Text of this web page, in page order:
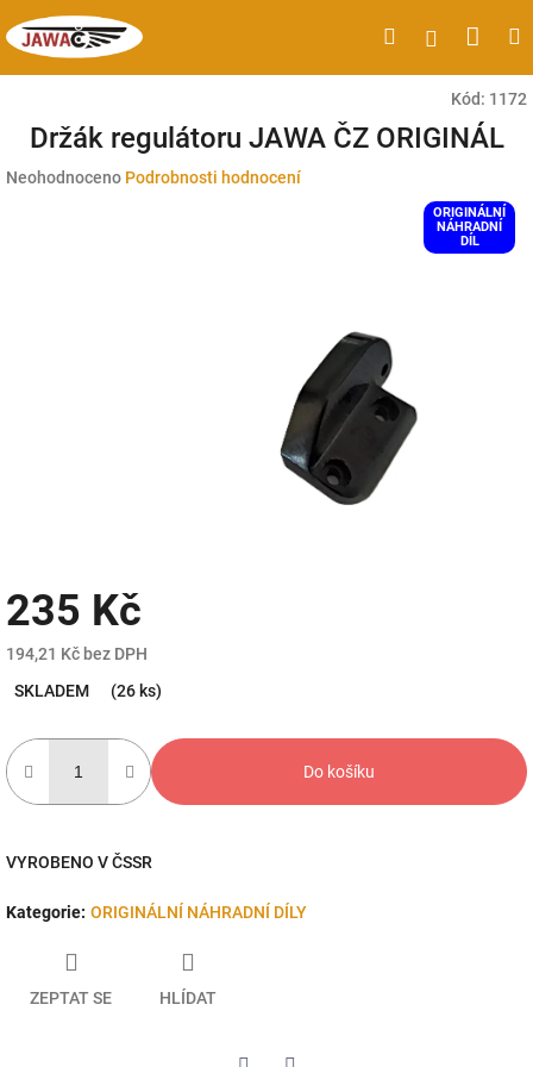
na
obsah
HledatPřihlášení
Kód: 1172
Držák regulátoru JAWA ČZ ORIGINÁL
Průměrné
Neohodnoceno Podrobnosti hodnocení
ORIGINÁLNÍ
NÁHRADNÍ
DÍL
235 Kč
194,21 Kč bez DPH
cena:
SKLADEM (26 ks)
Do košíku
VYROBENO V ČSSR
Kategorie: ORIGINÁLNÍ NÁHRADNÍ DÍLY
ZEPTAT SE HLÍDAT